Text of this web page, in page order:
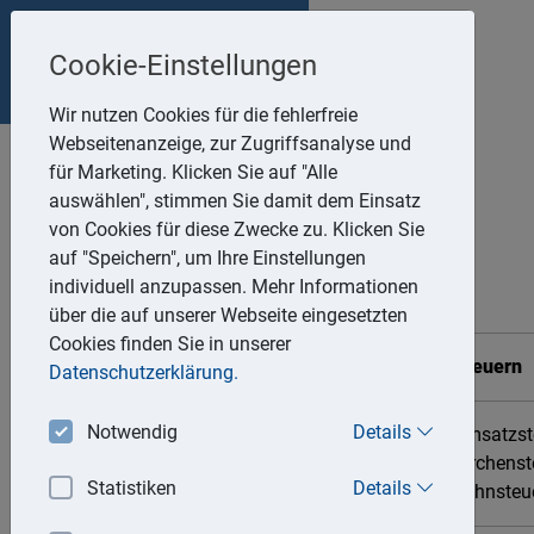
Datenschutz
Steuertermine
Datum Steuern
Cookie-Einstellungen
Wir nutzen Cookies für die fehlerfreie
Webseitenanzeige, zur Zugriffsanalyse und
für Marketing. Klicken Sie auf "Alle
auswählen", stimmen Sie damit dem Einsatz
von Cookies für diese Zwecke zu. Klicken Sie
auf "Speichern", um Ihre Einstellungen
individuell anzupassen. Mehr Informationen
über die auf unserer Webseite eingesetzten
Cookies finden Sie in unserer
Datenschutzerklärung.
Notwendig Details
Statistiken Details